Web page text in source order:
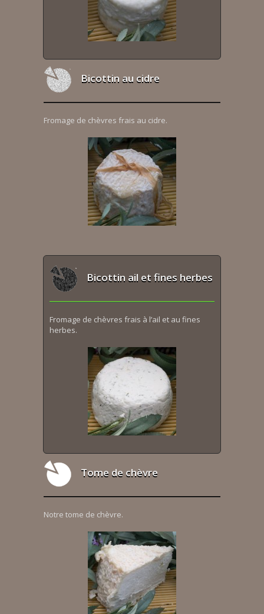
Bicottin au cidre
Fromage de chèvres frais au cidre.
Bicottin ail et fines herbes
Fromage de chèvres frais à l’ail et au fines
herbes.
Tome de chèvre
Notre tome de chèvre.